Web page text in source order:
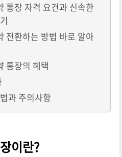
통장 자격 요건과 신속한
전환하는 방법 바로 알아
통장의 혜택
과 주의사항
이란?